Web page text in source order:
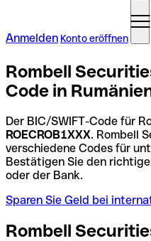
Anmelden Konto eröffnen
Rombell
Code in
Der BIC/SWIFT-Code für
ROECROB1XXX. Rombell
verschiedene Codes für
Bestätigen Sie den
oder der Bank.
Sparen Sie Geld bei
Rombell